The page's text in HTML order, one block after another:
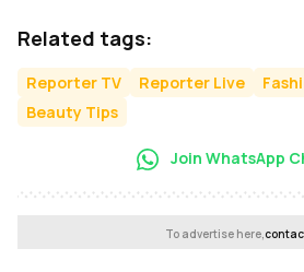
Related tags:
Reporter TV Reporter Live
Beauty Tips
Join WhatsApp
To advertise here,